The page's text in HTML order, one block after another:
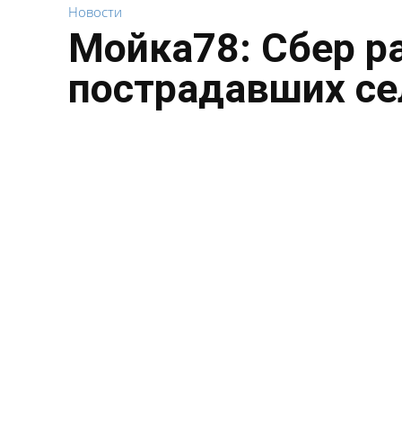
Новости
Мойка78: Сбер
пострадавших